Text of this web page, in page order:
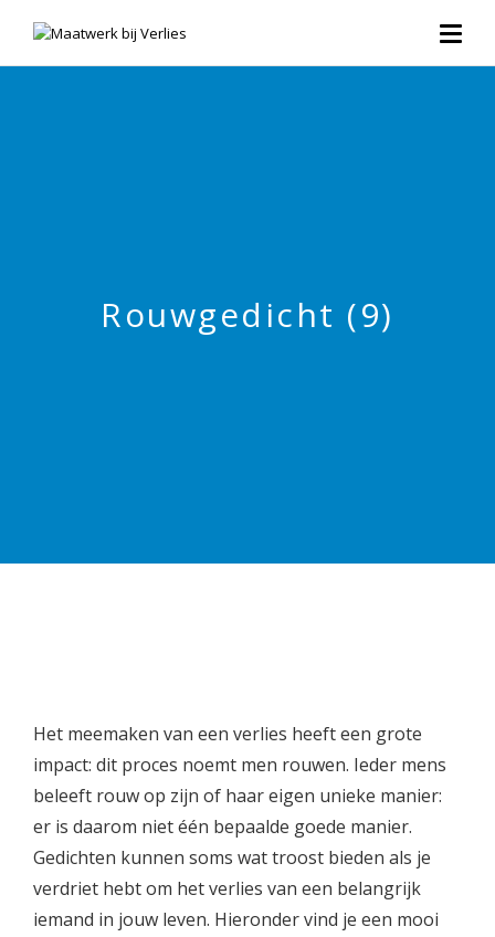
Rouwgedicht (9)
Het meemaken van een verlies heeft een grote
impact: dit proces noemt men rouwen. Ieder mens
beleeft rouw op zijn of haar eigen unieke manier:
er is daarom niet één bepaalde goede manier.
Gedichten kunnen soms wat troost bieden als je
verdriet hebt om het verlies van een belangrijk
iemand in jouw leven. Hieronder vind je een mooi